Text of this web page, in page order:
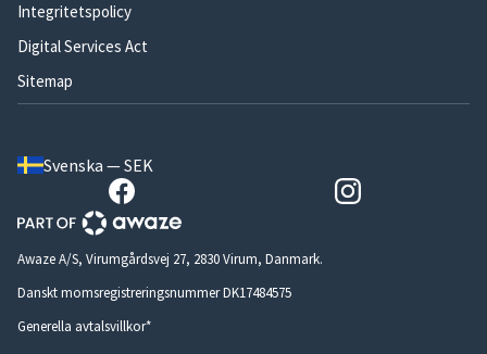
Integritetspolicy
Digital Services Act
Sitemap
Svenska — SEK
Awaze A/S, Virumgårdsvej 27, 2830 Virum, Danmark.
Danskt momsregistreringsnummer DK17484575
Generella avtalsvillkor*